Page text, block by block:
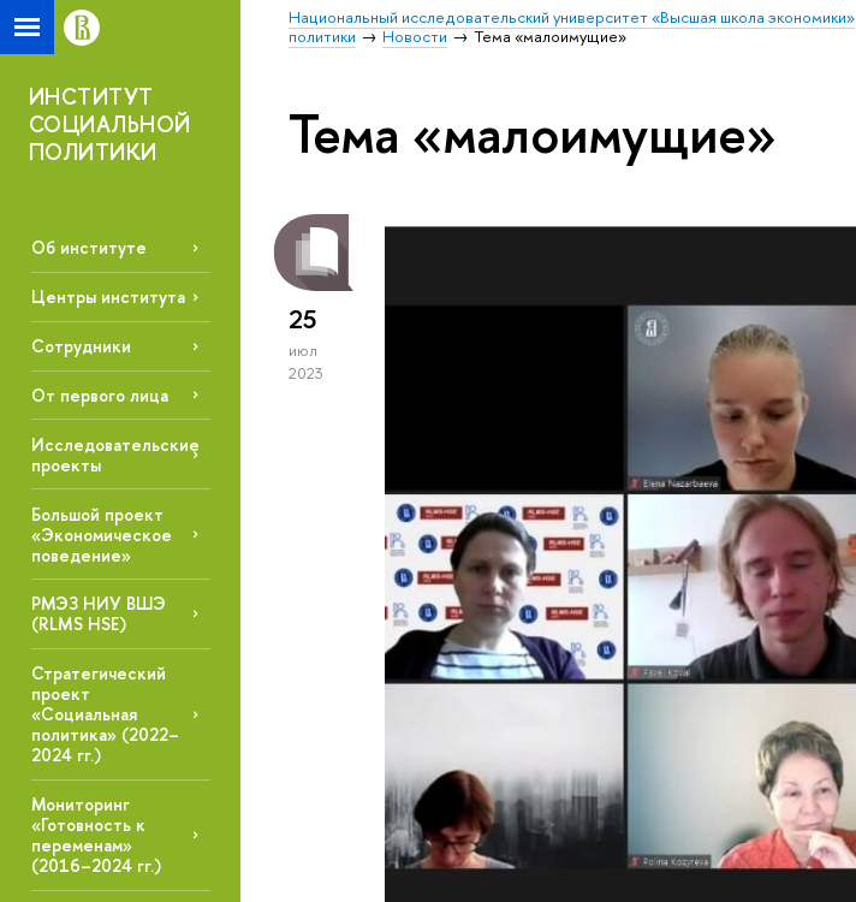
Национальный исследовательский университет «Высшая школа экономики»
политики
Новости Тема «малоимущие»
ИНСТИТУТ
СОЦИАЛЬНОЙ
ПОЛИТИКИ
Об институте
Центры института
Сотрудники
От первого лица
Исследовательские
проекты
Большой проект
«Экономическое
поведение»
РМЭЗ НИУ ВШЭ
(RLMS HSE)
Стратегический
проект
«Социальная
политика» (2022–
2024 гг.)
Мониторинг
«Готовность к
переменам»
(2016–2024 гг.)
Тема «малоимущие»
25
июл
2023